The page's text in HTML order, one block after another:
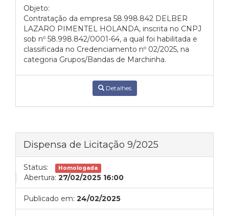
Objeto:
Contratação da empresa 58.998.842 DELBER
LAZARO PIMENTEL HOLANDA, inscrita no CNPJ
sob nº 58.998.842/0001-64, a qual foi habilitada e
classificada no Credenciamento nº 02/2025, na
categoria Grupos/Bandas de Marchinha.
Detalhes
Dispensa de Licitação 9/2025
Status: Homologada
Abertura: 27/02/2025 16:00
Publicado em: 24/02/2025